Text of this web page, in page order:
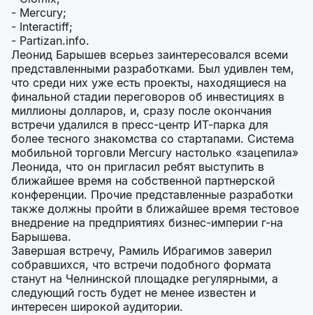
- Mercury;
- Interactiff;
- Partizan.info.
Леонид Барышев всерьез заинтересовался всеми
представленными разработками. Был удивлен тем,
что среди них уже есть проекты, находящиеся на
финальной стадии переговоров об инвестициях в
миллионы долларов, и, сразу после окончания
встречи удалился в пресс-центр ИТ-парка для
более тесного знакомства со стартапами. Система
мобильной торговли Mercury настолько «зацепила»
Леонида, что он пригласил ребят выступить в
ближайшее время на собственной партнерской
конференции. Прочие представленные разработки
также должны пройти в ближайшее время тестовое
внедрение на предприятиях бизнес-империи г-на
Барышева.
Завершая встречу, Рамиль Ибрагимов заверил
собравшихся, что встречи подобного формата
станут на Челнинской площадке регулярными, а
следующий гость будет не менее известен и
интересен широкой аудитории.